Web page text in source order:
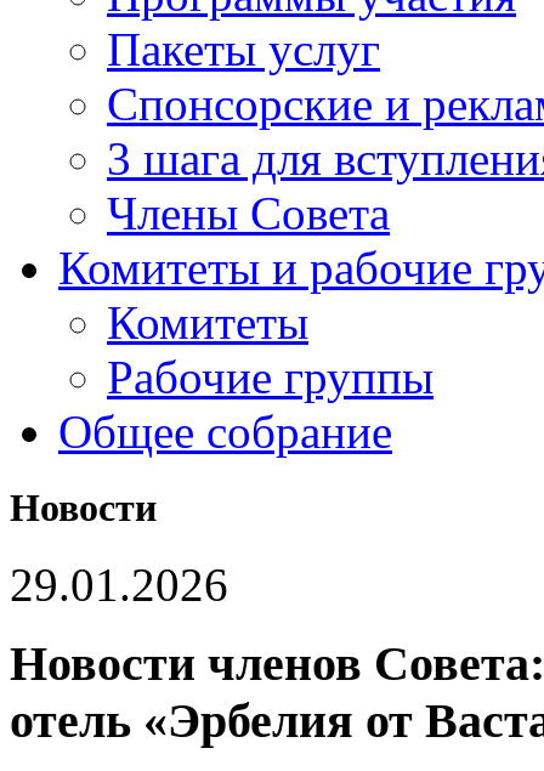
Пакеты услуг
Спонсорские и
3 шага для
Члены Совета
Комитеты и рабочие
Комитеты
Рабочие группы
Общее собрание
Новости
29.01.2026
Новости членов
отель «Эрбелия от